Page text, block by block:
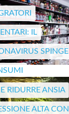
IL
SPINGE
RIDURRE ANSIA
ALTA CON